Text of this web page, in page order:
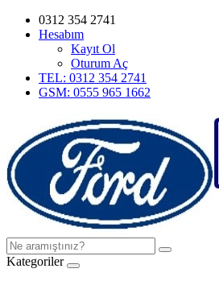
0312 354 2741
Hesabım
Kayıt Ol
Oturum Aç
TEL: 0312 354 2741
GSM: 0555 965 1662
Kategoriler